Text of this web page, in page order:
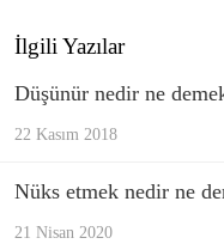
İlgili Yazılar
Düşünür nedir ne
22 Kasım 2018
Nüks etmek nedir ne
21 Nisan 2020